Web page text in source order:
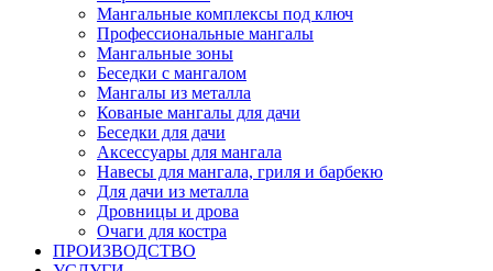
Мангальные комплексы под ключ
Профессиональные мангалы
Мангальные зоны
Беседки с мангалом
Мангалы из металла
Кованые мангалы для дачи
Беседки для дачи
Аксессуары для мангала
Навесы для мангала, гриля и барбекю
Для дачи из металла
Дровницы и дрова
Очаги для костра
ПРОИЗВОДСТВО